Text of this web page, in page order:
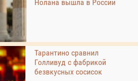
Нолана вышла в России
Тарантино сравнил
Голливуд с фабрикой
безвкусных сосисок